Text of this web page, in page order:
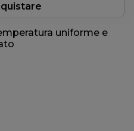
uniforme e